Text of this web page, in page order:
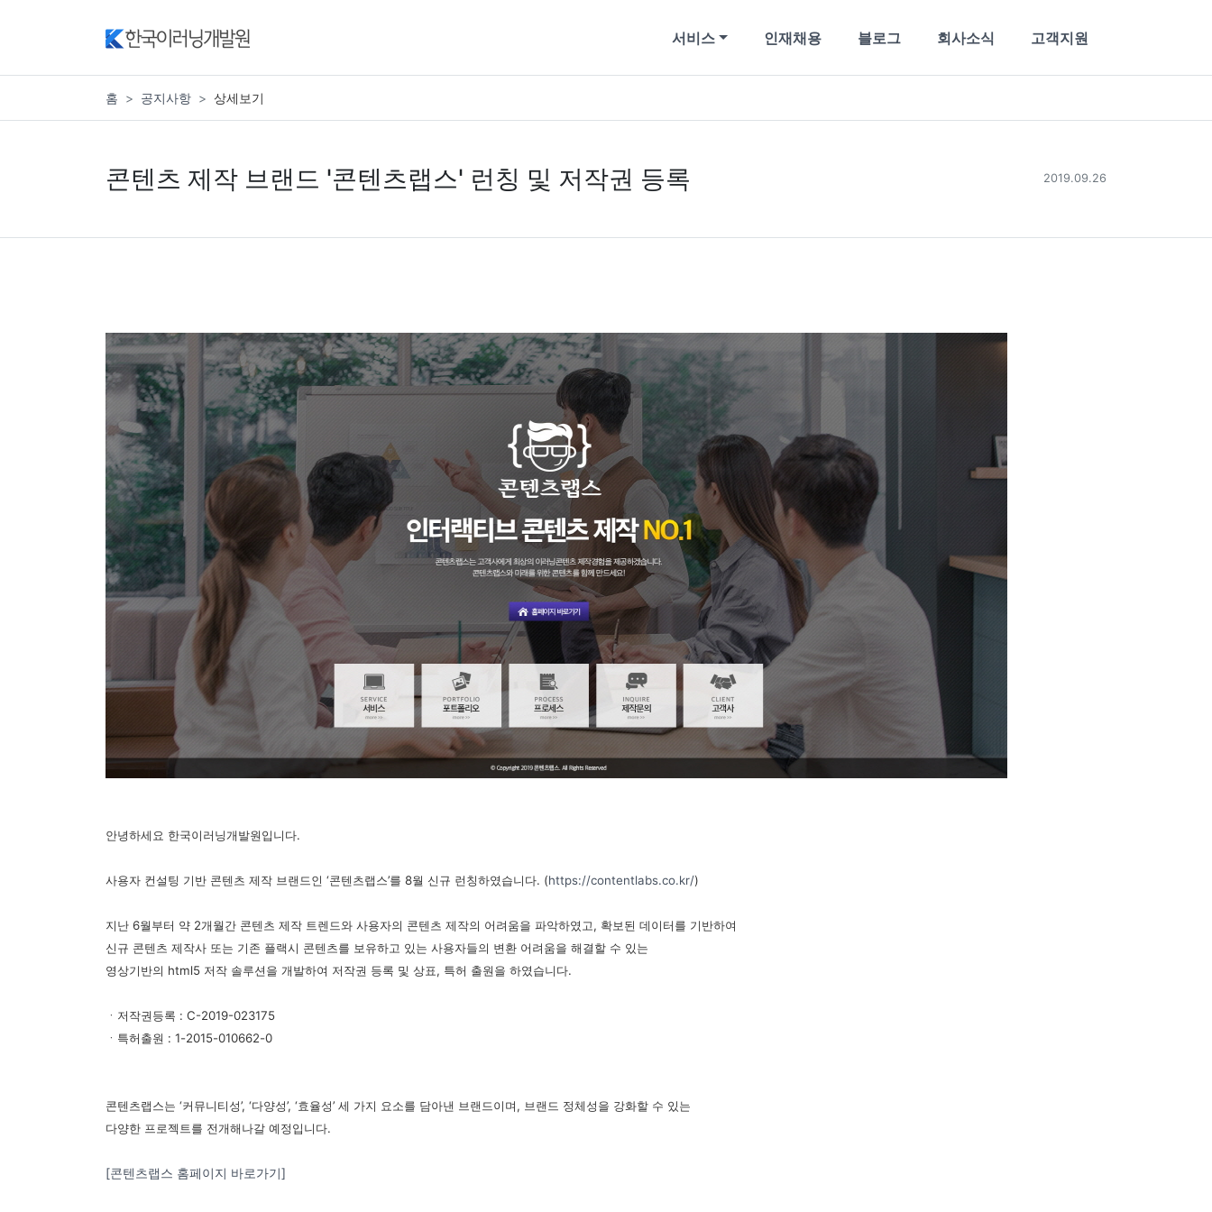
서비스 인재채용 블로그 회사소식 고객지원
홈 공지사항 상세보기
콘텐츠 제작 브랜드 '콘텐츠랩스' 런칭 및 저작권 등록 2019.09.26
안녕하세요 한국이러닝개발원입니다.
사용자 컨설팅 기반 콘텐츠 제작 브랜드인 ‘콘텐츠랩스’를 8월 신규 런칭하였습니다. (https://contentlabs.co.kr/)
지난 6월부터 약 2개월간 콘텐츠 제작 트렌드와 사용자의 콘텐츠 제작의 어려움을 파악하였고, 확보된 데이터를 기반하여
신규 콘텐츠 제작사 또는 기존 플랙시 콘텐츠를 보유하고 있는 사용자들의 변환 어려움을 해결할 수 있는
영상기반의 html5 저작 솔루션을 개발하여 저작권 등록 및 상표, 특허 출원을 하였습니다.
ㆍ저작권등록 : C-2019-023175
ㆍ특허출원 : 1-2015-010662-0
콘텐츠랩스는 ‘커뮤니티성’, ‘다양성’, ‘효율성’ 세 가지 요소를 담아낸 브랜드이며, 브랜드 정체성을 강화할 수 있는
다양한 프로젝트를 전개해나갈 예정입니다.
[콘텐츠랩스 홈페이지 바로가기]